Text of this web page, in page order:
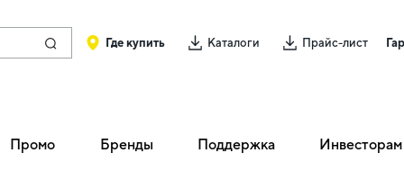
Где купить Каталоги Прайс-лист
Промо Бренды Поддержка Инвесторам